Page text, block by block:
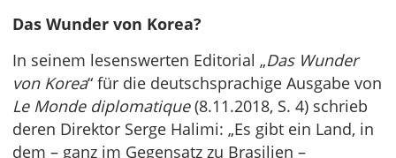
Das Wunder von Korea?
In seinem lesenswerten Editorial „Das Wunder
von Korea“ für die deutschsprachige Ausgabe von
Le Monde diplomatique(8.11.2018, S. 4) schrieb
deren Direktor Serge Halimi: „Es gibt ein Land, in
dem – ganz im Gegensatz zu Brasilien –